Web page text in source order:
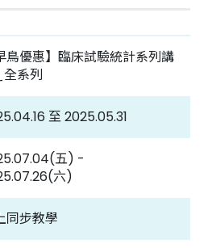
醫院
鳥優惠】臨床試驗統計系列講
系列
至 2025.05.31
五) -
六)
同步教學